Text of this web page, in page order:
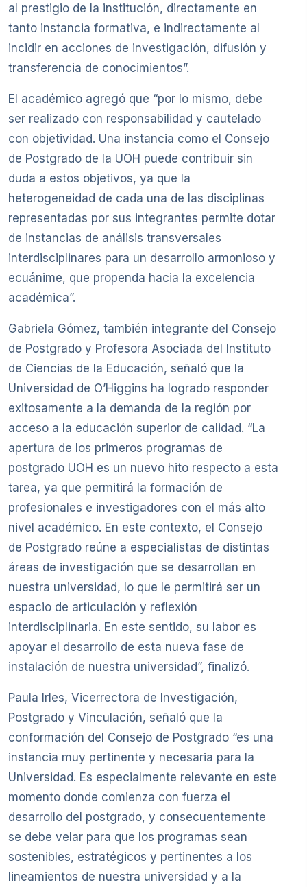
al prestigio de la institución, directamente en
tanto instancia formativa, e indirectamente al
incidir en acciones de investigación, difusión y
transferencia de conocimientos”.
El académico agregó que “por lo mismo, debe
ser realizado con responsabilidad y cautelado
con objetividad. Una instancia como el Consejo
de Postgrado de la UOH puede contribuir sin
duda a estos objetivos, ya que la
heterogeneidad de cada una de las disciplinas
representadas por sus integrantes permite dotar
de instancias de análisis transversales
interdisciplinares para un desarrollo armonioso y
ecuánime, que propenda hacia la excelencia
académica”.
Gabriela Gómez, también integrante del Consejo
de Postgrado y Profesora Asociada del Instituto
de Ciencias de la Educación, señaló que la
Universidad de O’Higgins ha logrado responder
exitosamente a la demanda de la región por
acceso a la educación superior de calidad. “La
apertura de los primeros programas de
postgrado UOH es un nuevo hito respecto a esta
tarea, ya que permitirá la formación de
profesionales e investigadores con el más alto
nivel académico. En este contexto, el Consejo
de Postgrado reúne a especialistas de distintas
áreas de investigación que se desarrollan en
nuestra universidad, lo que le permitirá ser un
espacio de articulación y reflexión
interdisciplinaria. En este sentido, su labor es
apoyar el desarrollo de esta nueva fase de
instalación de nuestra universidad”, finalizó.
Paula Irles, Vicerrectora de Investigación,
Postgrado y Vinculación, señaló que la
conformación del Consejo de Postgrado “es una
instancia muy pertinente y necesaria para la
Universidad. Es especialmente relevante en este
momento donde comienza con fuerza el
desarrollo del postgrado, y consecuentemente
se debe velar para que los programas sean
sostenibles, estratégicos y pertinentes a los
lineamientos de nuestra universidad y a la